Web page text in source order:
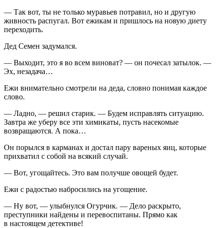
— Так вот, ты не только муравьев потравил, но и другую
живность распугал. Вот ежикам и пришлось на новую диету
переходить.
Дед Семен задумался.
— Выходит, это я во всем виноват? — он почесал затылок. —
Эх, незадача…
Ежи внимательно смотрели на деда, словно понимая каждое
слово.
— Ладно, — решил старик. — Будем исправлять ситуацию.
Завтра же уберу все эти химикаты, пусть насекомые
возвращаются. А пока…
Он порылся в карманах и достал пару вареных яиц, которые
прихватил с собой на всякий случай.
— Вот, угощайтесь. Это вам получше овощей будет.
Ежи с радостью набросились на угощение.
— Ну вот, — улыбнулся Огурчик. — Дело раскрыто,
преступники найдены и перевоспитаны. Прямо как
в настоящем детективе!